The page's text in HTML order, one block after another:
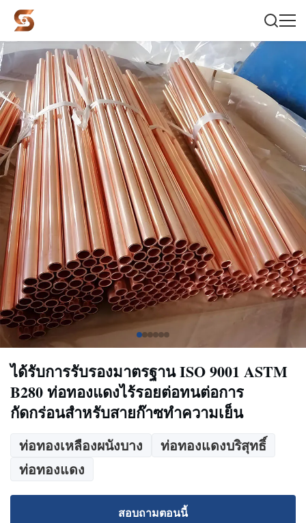
ได้รับการรับรองมาตรฐาน ISO 9001 ASTM
B280 ท่อทองแดงไร้รอยต่อทนต่อการ
กัดกร่อนสำหรับสายก๊าซทำความเย็น
ท่อทองเหลืองผนังบาง
ท่อทองแดงบริสุทธิ์
ท่อทองแดง
สอบถามตอนนี้